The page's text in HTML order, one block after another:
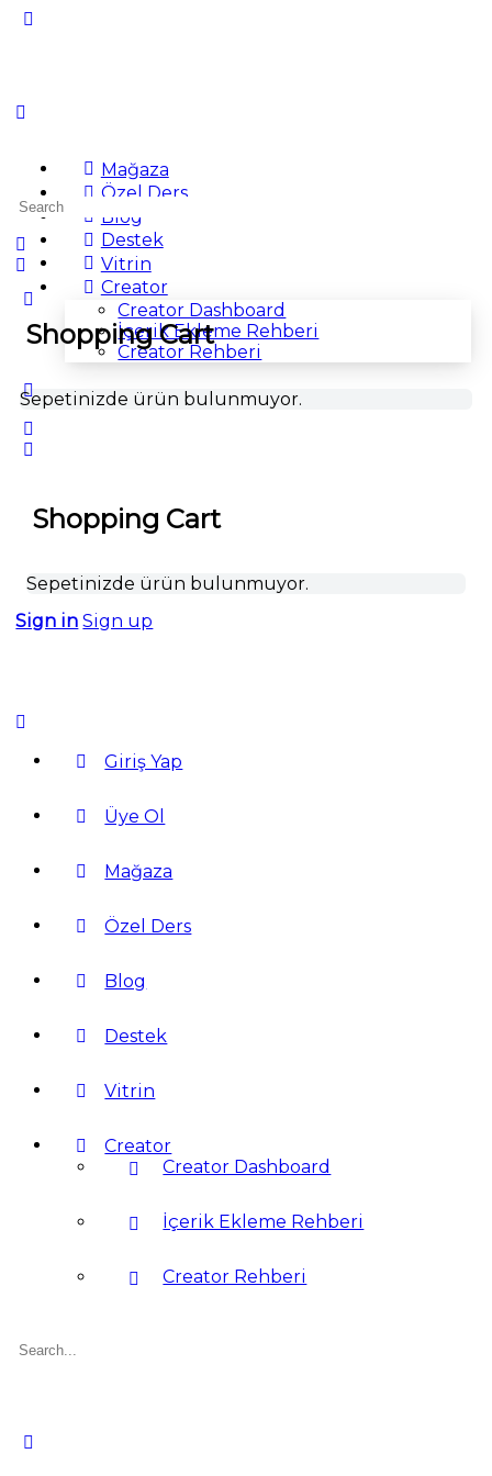
Mağaza
Özel Ders
Blog
Destek
Vitrin
Creator
Creator Dashboard
İçerik Ekleme Rehberi
Creator Rehberi
Shopping Cart
Sepetinizde ürün bulunmuyor.
Sign in Sign up
Shopping Cart
Sepetinizde ürün bulunmuyor.
Search
for:
Giriş Yap
Üye Ol
Mağaza
Özel Ders
Blog
Destek
Vitrin
Creator
Creator Dashboard
İçerik Ekleme Rehberi
Creator Rehberi
Search